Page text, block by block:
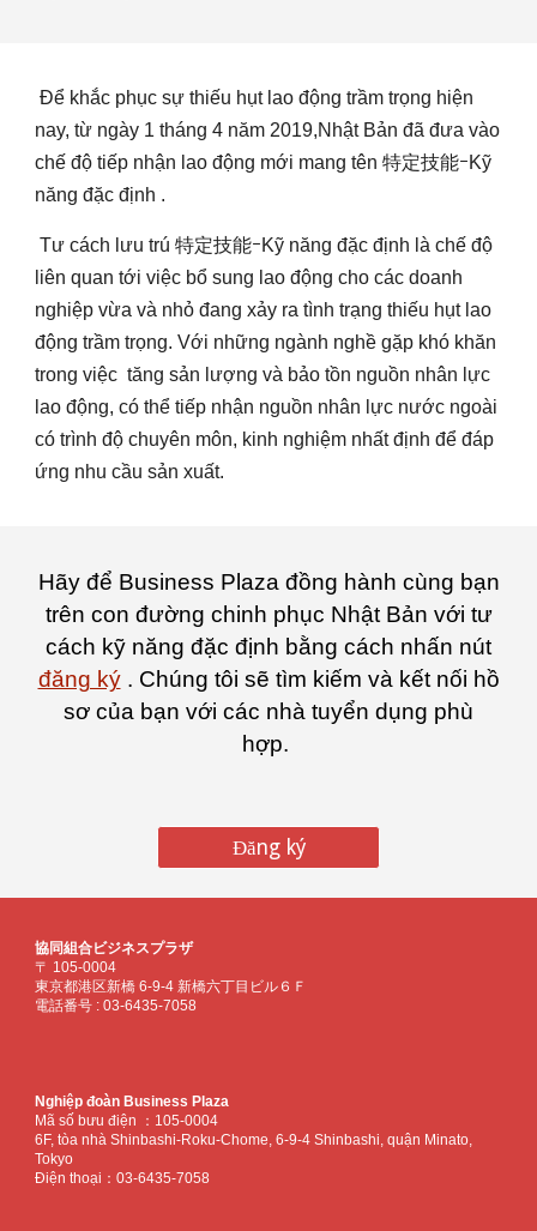
Để khắc phục sự thiếu hụt lao động trầm trọng hiện
nay, từ ngày 1 tháng 4 năm 2019,Nhật Bản đã đưa vào
chế độ tiếp nhận lao động mới mang tên 特定技能ｰKỹ
năng đặc định .
Tư cách lưu trú 特定技能ｰKỹ năng đặc định là chế độ
liên quan tới việc bổ sung lao động cho các doanh
nghiệp vừa và nhỏ đang xảy ra tình trạng thiếu hụt lao
động trầm trọng. Với những ngành nghề gặp khó khăn
trong việc tăng sản lượng và bảo tồn nguồn nhân lực
lao động, có thể tiếp nhận nguồn nhân lực nước ngoài
có trình độ chuyên môn, kinh nghiệm nhất định để đáp
ứng nhu cầu sản xuất.
Hãy để Business Plaza đồng hành cùng bạn
trên con đường chinh phục Nhật Bản với tư
cách kỹ năng đặc định bằng cách nhấn nút
đăng ký. Chúng tôi sẽ tìm kiếm và kết nối hồ
sơ của bạn với các nhà tuyển dụng phù
hợp.
Đăng ký
協同組合ビジネスプラザ
〒 105-0004
東京都港区新橋 6-9-4 新橋六丁目ビル６Ｆ
電話番号 : 03-6435-7058
Nghiệp đoàn Business Plaza
Mã số bưu điện ： 105-0004
6F, tòa nhà Shinbashi-Roku-Chome, 6-9-4 Shinbashi, quận Minato,
Tokyo
Điện thoại：03-6435-7058